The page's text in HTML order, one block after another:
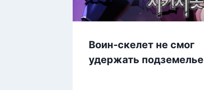
Воин-скелет не смог
удержать подземелье